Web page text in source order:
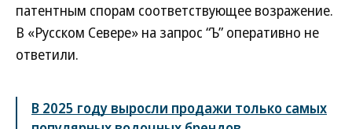
патентным спорам соответствующее возражение.
В «Русском Севере» на запрос “Ъ” оперативно не
ответили.
В 2025 году выросли продажи только самых